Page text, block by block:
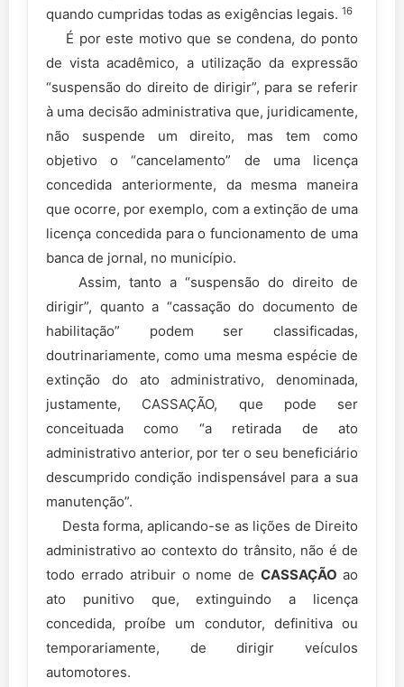
quando cumpridas todas as exigências legais. 16
É por este motivo que se condena, do ponto
de vista acadêmico, a utilização da expressão
“suspensão do direito de dirigir”, para se referir
à uma decisão administrativa que, juridicamente,
não suspende um direito, mas tem como
objetivo o “cancelamento” de uma licença
concedida anteriormente, da mesma maneira
que ocorre, por exemplo, com a extinção de uma
licença concedida para o funcionamento de uma
banca de jornal, no município.
Assim, tanto a “suspensão do direito de
dirigir”, quanto a “cassação do documento de
habilitação” podem ser classificadas,
doutrinariamente, como uma mesma espécie de
extinção do ato administrativo, denominada,
justamente, CASSAÇÃO, que pode ser
conceituada como “a retirada de ato
administrativo anterior, por ter o seu beneficiário
descumprido condição indispensável para a sua
manutenção”.
Desta forma, aplicando-se as lições de Direito
administrativo ao contexto do trânsito, não é de
todo errado atribuir o nome deCASSAÇÃOao
ato punitivo que, extinguindo a licença
concedida, proíbe um condutor, definitiva ou
temporariamente, de dirigir veículos
automotores.